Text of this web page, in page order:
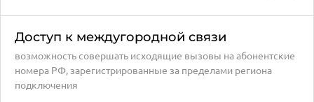
Доступ к междугородной связи
возможность совершать исходящие вызовы на абонентские
номера РФ, зарегистрированные за пределами региона
подключения